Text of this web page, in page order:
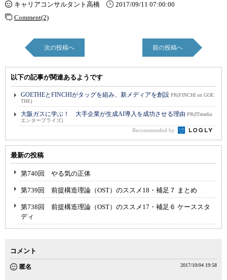
キャリアコンサルタント高橋
2017/09/11 07:00:00
Comment(2)
次の投稿へ 前の投稿へ
以下の記事が関連あるようです
GOETHEとFINCHIがタッグを組み、新メディアを創設 PR(FINCHI on GOE
THE)
大阪ガスに学ぶ！ 大手企業が生成AI導入を成功させる理由 PR(ITmedia
エンタープライズ)
Recommended by
最新の投稿
第740回 やる気の正体
第739回 前提構造理論（OST）のススメ18・補足７ まとめ
第738回 前提構造理論（OST）のススメ17・補足６ ケーススタ
ディ
コメント
匿名 2017/10/04 19:58